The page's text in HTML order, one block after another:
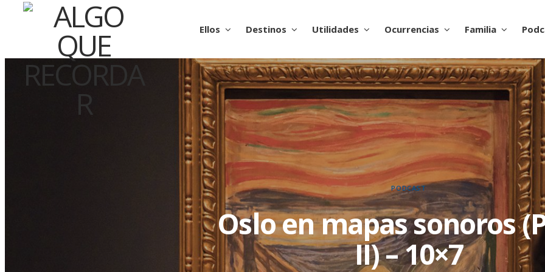
Ellos Destinos Utilidades Ocurrencias Familia
PODCAST
Oslo en mapas sonoros
II) – 10×7